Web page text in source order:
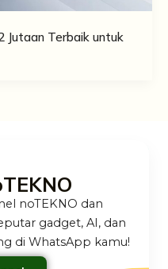
Jutaan Terbaik untuk
noTEKNO dan
gadget, AI, dan
di WhatsApp kamu!